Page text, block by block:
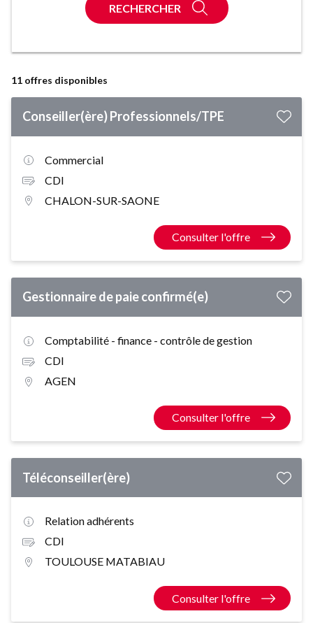
RECHERCHER
11 offres disponibles
Conseiller(ère) Professionnels/TPE
Commercial
CDI
CHALON-SUR-SAONE
Consulter l'offre
Gestionnaire de paie confirmé(e)
Comptabilité - finance - contrôle de gestion
CDI
AGEN
Consulter l'offre
Téléconseiller(ère)
Relation adhérents
CDI
TOULOUSE MATABIAU
Consulter l'offre